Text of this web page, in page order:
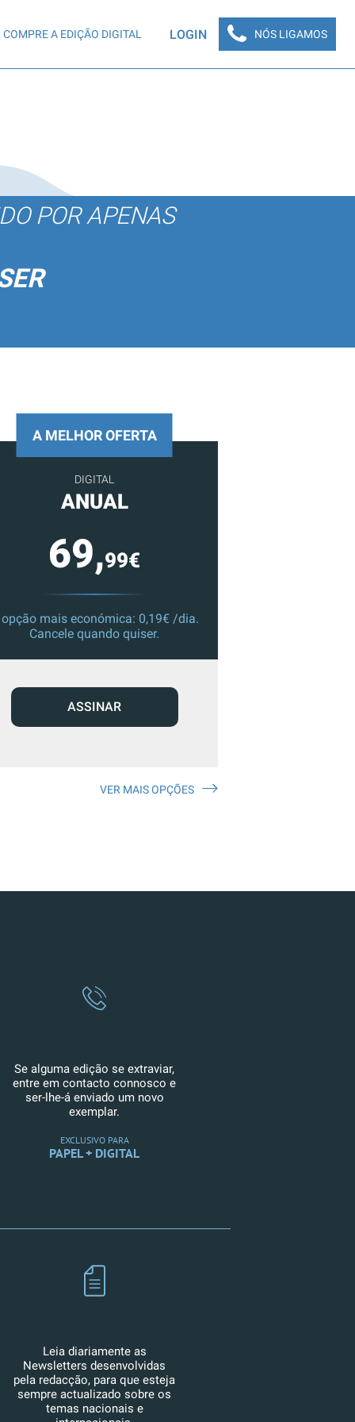
COMPRE A EDIÇÃO DIGITAL LOGIN NÓS LIGAMOS
POR APENAS
A MELHOR OFERTA
DIGITAL
ANUAL
69,99€
mais económica: 0,19€ /dia.
Cancele quando quiser.
ASSINAR
VER MAIS OPÇÕES
Se alguma edição se extraviar,
entre em contacto connosco e
ser-lhe-á enviado um novo
exemplar.
EXCLUSIVO PARA
PAPEL + DIGITAL
Leia diariamente as
Newsletters desenvolvidas
pela redacção, para que esteja
sempre actualizado sobre os
temas nacionais e